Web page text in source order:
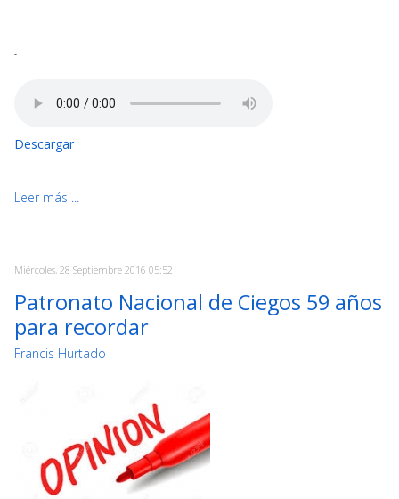
-
Descargar
Leer más ...
Miércoles, 28 Septiembre 2016 05:52
Patronato Nacional de Ciegos 59 años
para recordar
Francis Hurtado